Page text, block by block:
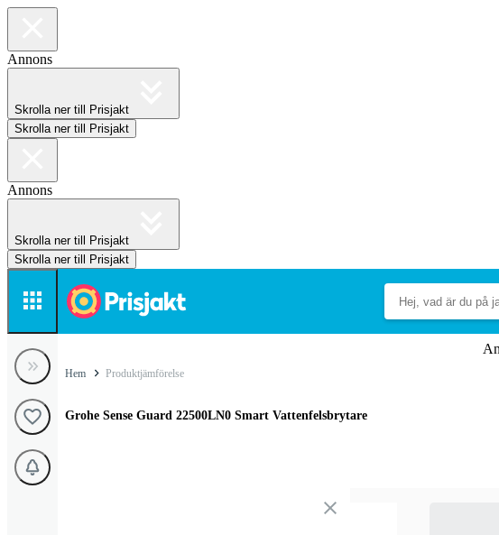
Annons
Skrolla ner till Prisjakt
Skrolla ner till Prisjakt
Annons
Skrolla ner till Prisjakt
Skrolla ner till Prisjakt
Hem Produktjämförelse
Grohe Sense Guard 22500LN0 Smart Vattenfelsbrytare